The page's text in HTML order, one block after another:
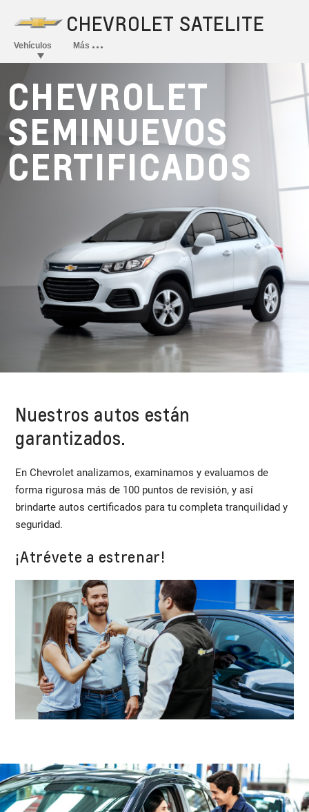
CHEVROLET
SEMINUEVOS
CERTIFICADOS
Nuestros autos están
garantizados.
En Chevrolet analizamos, examinamos y evaluamos de
forma rigurosa más de 100 puntos de revisión, y así
brindarte autos certificados para tu completa tranquilidad y
seguridad.
¡Atrévete a estrenar!